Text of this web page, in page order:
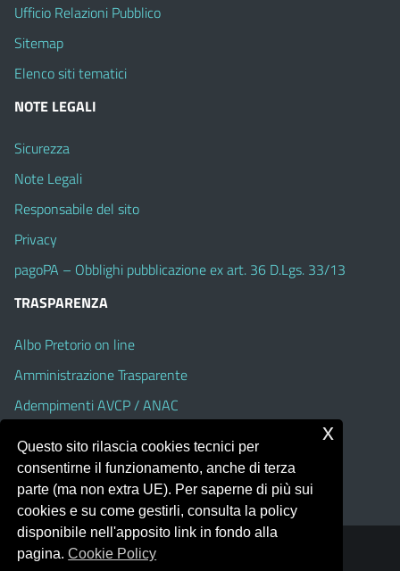
Ufficio Relazioni Pubblico
Sitemap
Elenco siti tematici
NOTE LEGALI
Sicurezza
Note Legali
Responsabile del sito
Privacy
pagoPA – Obblighi pubblicazione ex art. 36 D.Lgs. 33/13
TRASPARENZA
Albo Pretorio on line
Amministrazione Trasparente
Adempimenti AVCP / ANAC
Dichiarazione di accessibilità
Portale realizzato con la piattaforma
Questo sito rilascia cookies tecnici per
consentirne il funzionamento, anche di terza
parte (ma non extra UE). Per saperne di più sui
cookies e su come gestirli, consulta la policy
disponibile nell'apposito link in fondo alla
pagina.Cookie Policy
x